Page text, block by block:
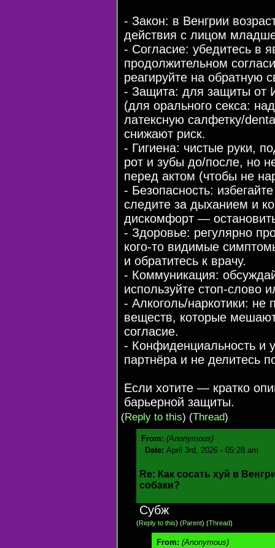
- Закон: в Венгрии
действия с лицом
- Согласие: убедитесь в
продолжительном
реагируйте на обратную
- Защита: для защиты от
(для орального секса:
латексную салфетку/
снижают риск.
- Гигиена: чистые руки,
рот и зубы до/после, но
перед актом (чтобы не
- Безопасность:
следите за дыханием и
дискомфорт —
- Здоровье: регулярно
кого-то видимые
и обратитесь к врачу.
- Коммуникация:
используйте стоп‑слово
- Алкоголь/наркотики: не
веществ, которые
согласие.
- Конфиденциальность и
партнёра и не делитесь
Если хотите — кратко
барьерной защиты.
(Reply to this) (Thread)
From: (Anonymous)
Date: April 3rd, 2026 - 05:28 am
Re: Как сосать хуй в
собаки?
Субж
(Reply to this) (Parent) (Thread)
From: (Anonymous)